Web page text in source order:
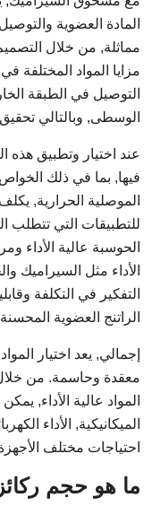
المادة العضوية
مماثلة, من خلال
مزايا المواد المختلفة
التوصيل في الطبقة
الوسطى, وبالتالي
عند اختيار وتطبيق هذه
فيها, بما في ذلك الخواص
الموصلية الحرارية,
للتطبيقات التي تتطلب
الحوسبة عالية الأداء
الأداء مثل السيراميك
التفكير في التكلفة
الراتنج العضوية
إجمالي, يعد اختيار
معقدة وحاسمة. من خلال
المواد عالية الأداء,
الميكانيكية, الأداء
احتياجات مختلف
ما هو حجم ركائز GPU?